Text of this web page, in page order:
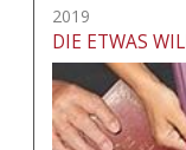
2019
DIE ETWAS